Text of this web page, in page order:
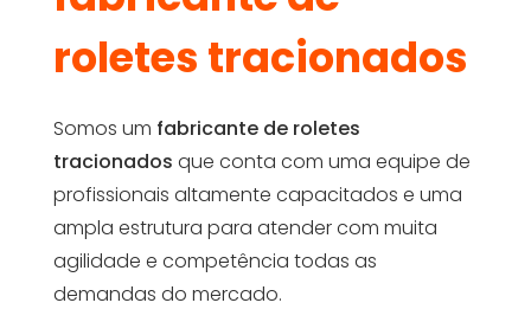
roletes tracionados
Somos um fabricante de roletes
tracionados que conta com uma equipe de
profissionais altamente capacitados e uma
ampla estrutura para atender com muita
agilidade e competência todas as
demandas do mercado.